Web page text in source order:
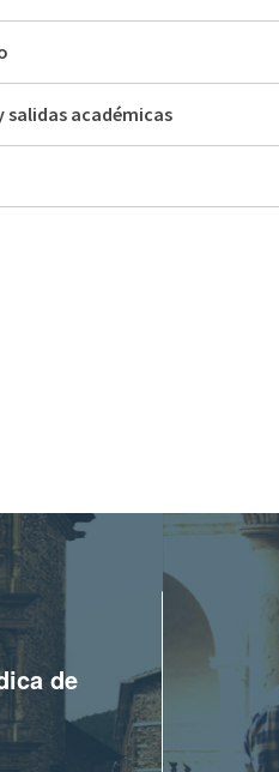
académicas
de